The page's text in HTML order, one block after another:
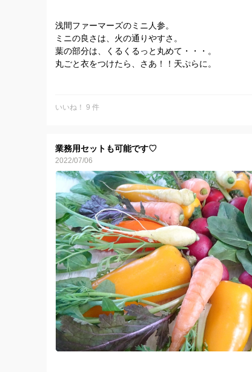
浅間ファーマーズのミニ人参。
ミニの良さは、火の通りやすさ。
葉の部分は、くるくるっと丸めて・・・。
丸ごと衣をつけたら、さあ！！天ぷらに。
いいね！ 9 件
業務用セットも可能です♡
2022/07/06